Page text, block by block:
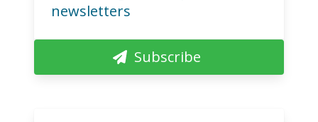
newsletters
Subscribe